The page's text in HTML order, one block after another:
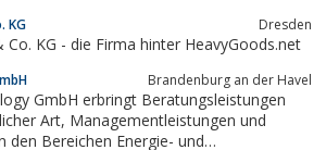
KG Dresden
Co. KG - die Firma hinter HeavyGoods.net
Brandenburg an der Havel
GmbH erbringt Beratungsleistungen
und
den Bereichen Energie- und